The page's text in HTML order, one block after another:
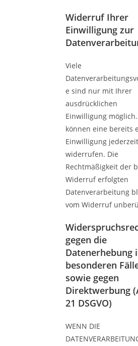
Widerruf Ihrer
Einwilligung zur
Viele
e sind nur mit Ihrer
ausdrücklichen
Einwilligung möglich.
können eine bereits
Einwilligung jederzeit
widerrufen. Die
Rechtmäßigkeit der
Widerruf erfolgten
Datenverarbeitung
vom Widerruf
gegen die
Datenerhebung
besonderen
sowie gegen
Direktwerbung
21 DSGVO)
WENN DIE